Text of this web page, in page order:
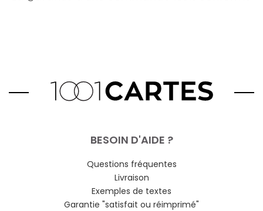
BESOIN D'AIDE ?
Questions fréquentes
Livraison
Exemples de textes
Garantie "satisfait ou réimprimé"